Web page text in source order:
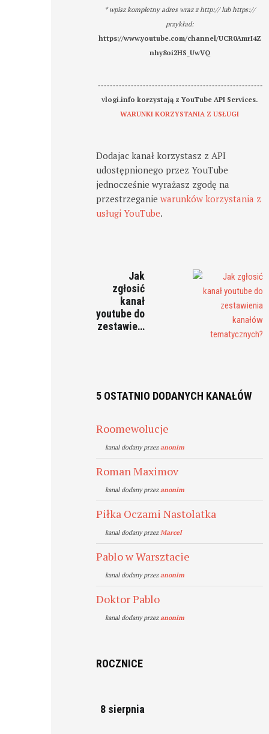
* wpisz kompletny adres wraz z http:// lub https://
przykład:
https://www.youtube.com/channel/UCR0AmrI4Z
nhy8oi2HS_UwVQ
-------------------------------------------------------
vlogi.info korzystają z YouTube API Services.
WARUNKI KORZYSTANIA Z USŁUGI
Dodajac kanał korzystasz z API
udostępnionego przez YouTube
jednocześnie wyrażasz zgodę na
przestrzeganiewarunków korzystania z
usługi YouTube.
Jak
zgłosić
kanał
youtube do
zestawie…
5 OSTATNIO DODANYCH KANAŁÓW
Roomewolucje
kanal dodany przezanonim
Roman Maximov
kanal dodany przezanonim
Piłka Oczami Nastolatka
kanal dodany przezMarcel
Pablo w Warsztacie
kanal dodany przezanonim
Doktor Pablo
kanal dodany przezanonim
ROCZNICE
8 sierpnia